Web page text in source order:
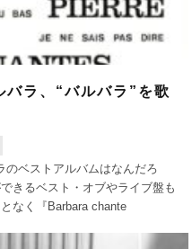
ラ、“バルバラ”を歌
ベストアルバムはなんだろ
きるベスト・オブやライブ盤も
なく『Barbara chante